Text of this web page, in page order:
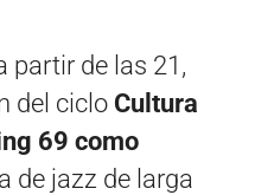
partir de las 21,
del ciclo Cultura
69 como
de jazz de larga